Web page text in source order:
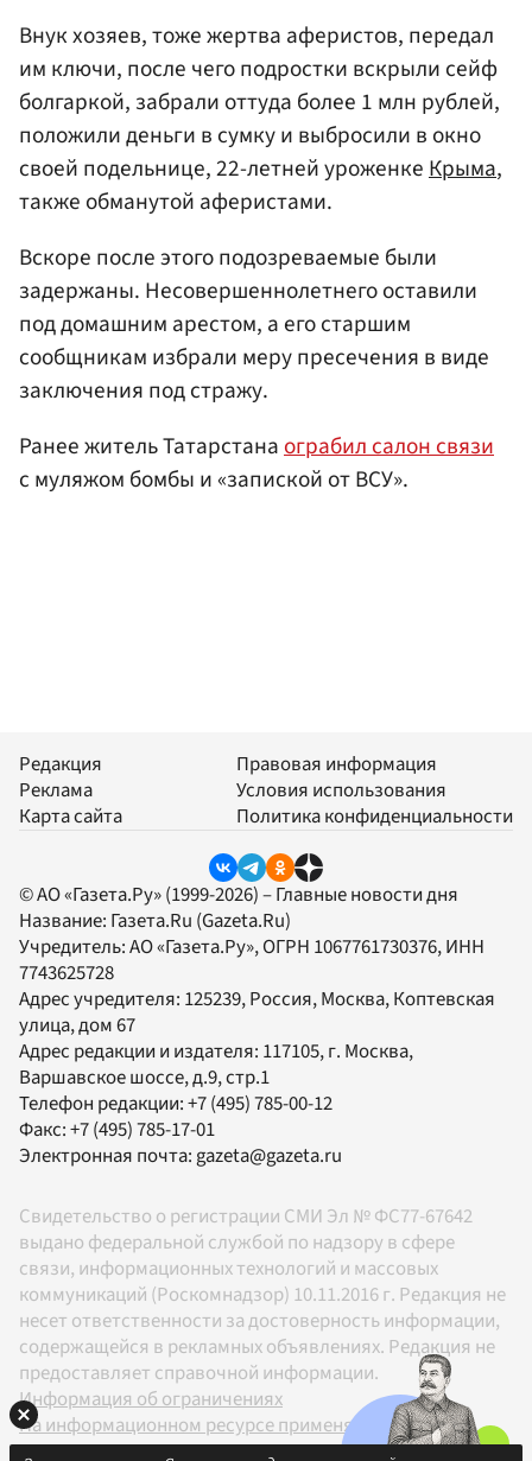
Внук хозяев, тоже жертва аферистов, передал
им ключи, после чего подростки вскрыли сейф
болгаркой, забрали оттуда более 1 млн рублей,
положили деньги в сумку и выбросили в окно
своей подельнице, 22-летней уроженкеКрыма,
также обманутой аферистами.
Вскоре после этого подозреваемые были
задержаны. Несовершеннолетнего оставили
под домашним арестом, а его старшим
сообщникам избрали меру пресечения в виде
заключения под стражу.
Ранее житель Татарстанаограбил салон связи
с муляжом бомбы и «запиской от ВСУ».
Редакция
Реклама
Карта сайта
Правовая информация
Условия использования
Политика конфиденциальности
© АО «Газета.Ру» (1999-2026) – Главные новости дня
Название: Газета.Ru (Gazeta.Ru)
Учредитель:АО «Газета.Ру», ОГРН 1067761730376, ИНН
7743625728
Адрес учредителя: 125239, Россия, Москва, Коптевская
улица, дом 67
Адрес редакции и издателя: 117105, г. Москва,
Варшавское шоссе, д.9, стр.1
Телефон редакции:+7 (495) 785-00-12
Факс:+7 (495) 785-17-01
Электронная почта: gazeta@gazeta.ru
Свидетельство о регистрации СМИ Эл № ФС77-67642
выдано федеральной службой по надзору в сфере
связи, информационных технологий и массовых
коммуникаций (Роскомнадзор) 10.11.2016 г. Редакция не
несет ответственности за достоверность информации,
содержащейся в рекламных объявлениях. Редакция не
предоставляет справочной информации.
Информация об ограничениях
На информационном ресурсе применяются
рекомендательные технологии в соответствии с